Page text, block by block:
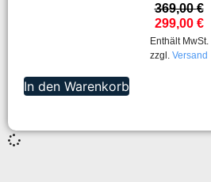
369,00€
299,00 €
Enthält MwSt.
zzgl. Versand
In den Warenkorb